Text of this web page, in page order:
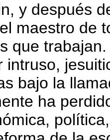
y después
maestro de
que
intruso,
bajo la
ha